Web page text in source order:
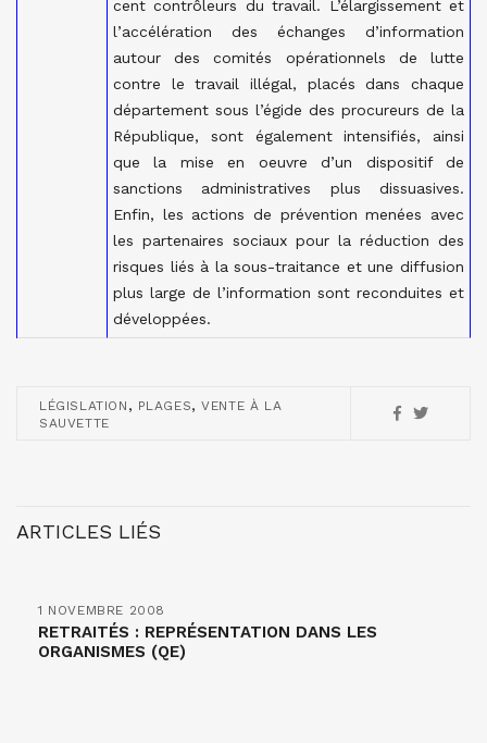
cent contrôleurs du travail. L’élargissement et
l’accélération des échanges d’information
autour des comités opérationnels de lutte
contre le travail illégal, placés dans chaque
département sous l’égide des procureurs de la
République, sont également intensifiés, ainsi
que la mise en oeuvre d’un dispositif de
sanctions administratives plus dissuasives.
Enfin, les actions de prévention menées avec
les partenaires sociaux pour la réduction des
risques liés à la sous-traitance et une diffusion
plus large de l’information sont reconduites et
développées.
LÉGISLATION , PLAGES,VENTE À LA
SAUVETTE
ARTICLES LIÉS
1 NOVEMBRE 2008
RETRAITÉS : REPRÉSENTATION DANS LES
ORGANISMES (QE)